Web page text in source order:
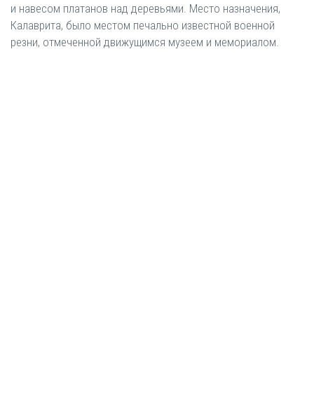
и навесом платанов над деревьями. Место назначения,
Калаврита, было местом печально известной военной
резни, отмеченной движущимся музеем и мемориалом.